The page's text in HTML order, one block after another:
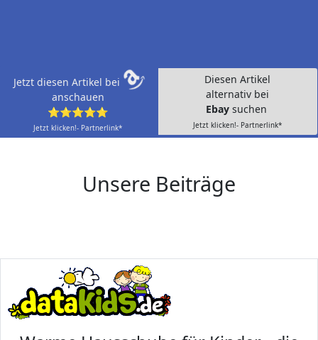
Jetzt diesen Artikel bei
anschauen
⭐⭐⭐⭐⭐
Jetzt klicken!- Partnerlink*
Diesen Artikel
alternativ bei
Ebay suchen
Jetzt klicken!- Partnerlink*
Unsere Beiträge